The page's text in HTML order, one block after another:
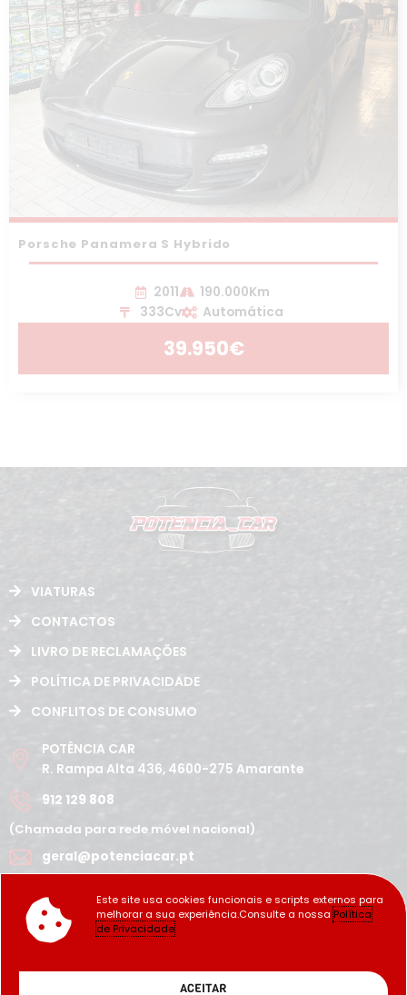
Porsche Panamera S Hybrido
2011
190.000Km
333Cv
Automática
39.950€
VIATURAS
CONTACTOS
LIVRO DE RECLAMAÇÕES
POLÍTICA DE PRIVACIDADE
CONFLITOS DE CONSUMO
POTÊNCIA CAR
R. Rampa Alta 436, 4600-275 Amarante
912 129 808
(Chamada para rede móvel nacional)
geral@potenciacar.pt
10:00h - 12:30h | 14h 19:30h
Domingo
Fechado
Copyright Potência_Car ©2022
Este site usa cookies funcionais e scripts externos para
melhorar a sua experiência.Consulte a nossaPolítica
de Privacidade
ACEITAR